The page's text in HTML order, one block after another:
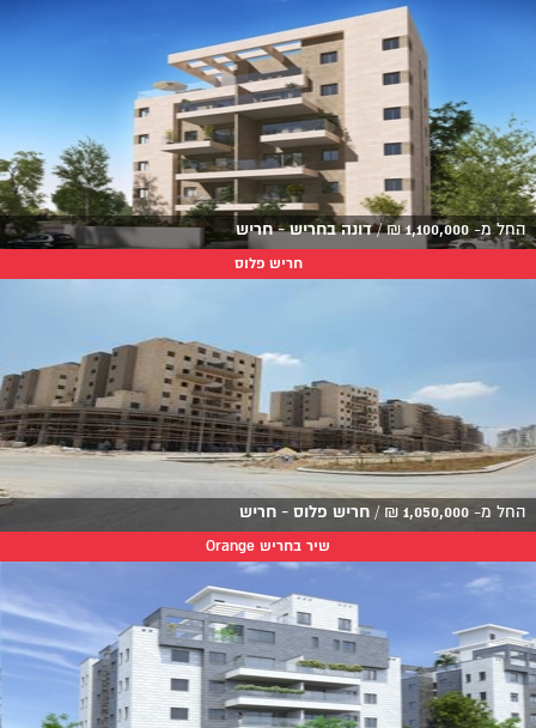
החל מ-1,100,000
₪
/דונה בחריש - חריש
חריש פלוס
החל מ- 1,050,000
₪
/ חריש פלוס - חריש
שיר בחריש Orange